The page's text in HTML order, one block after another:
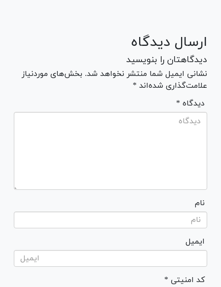
ارسال دیدگاه
دیدگاهتان را بنویسید
نشانی ایمیل شما منتشر نخواهد شد. بخش‌های موردنیاز
علامت‌گذاری شده‌اند *
* دیدگاه
نام
ایمیل
* کد امنیتی